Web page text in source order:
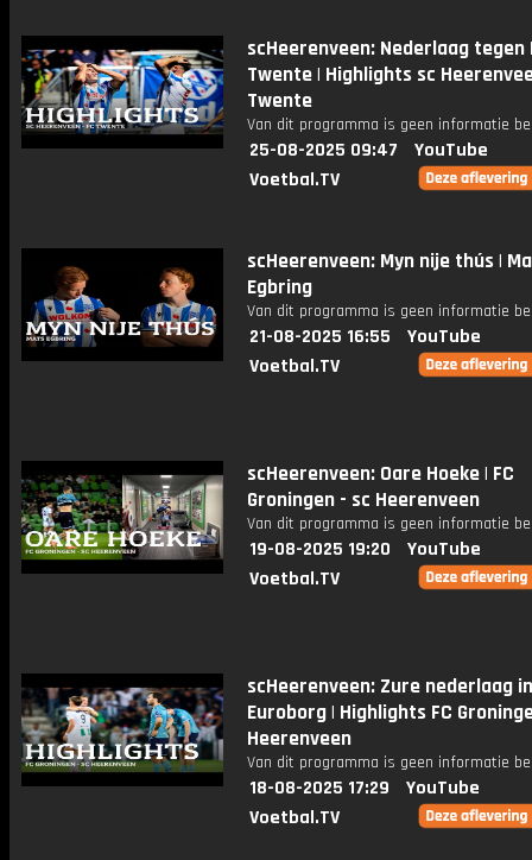
scHeerenveen: Nederlaag tegen
Twente | Highlights sc
Twente
Van dit programma is geen informatie
25-08-2025 09:47
YouTube
Voetbal.TV
scHeerenveen: Myn nije thús |
Egbring
Van dit programma is geen informatie
21-08-2025 16:55
YouTube
Voetbal.TV
scHeerenveen: Oare Hoeke | FC
Groningen - sc Heerenveen
Van dit programma is geen informatie
19-08-2025 19:20
YouTube
Voetbal.TV
scHeerenveen: Zure nederlaag in
Euroborg | Highlights FC
Heerenveen
Van dit programma is geen informatie
18-08-2025 17:29
YouTube
Voetbal.TV